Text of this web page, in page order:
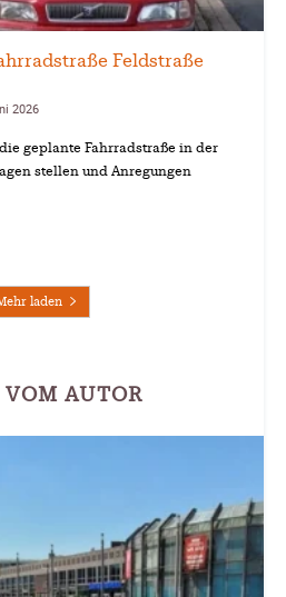
Feldstraße
2026
geplante Fahrradstraße in der
stellen und Anregungen
laden
AUTOR